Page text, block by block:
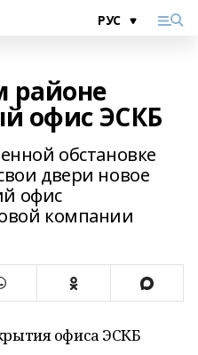
районе
офис ЭСКБ
обстановке
двери новое
офис
компании
офиса ЭСКБ